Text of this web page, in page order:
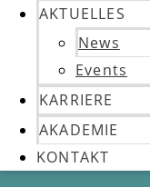
AKTUELLES
News
Events
KARRIERE
AKADEMIE
KONTAKT